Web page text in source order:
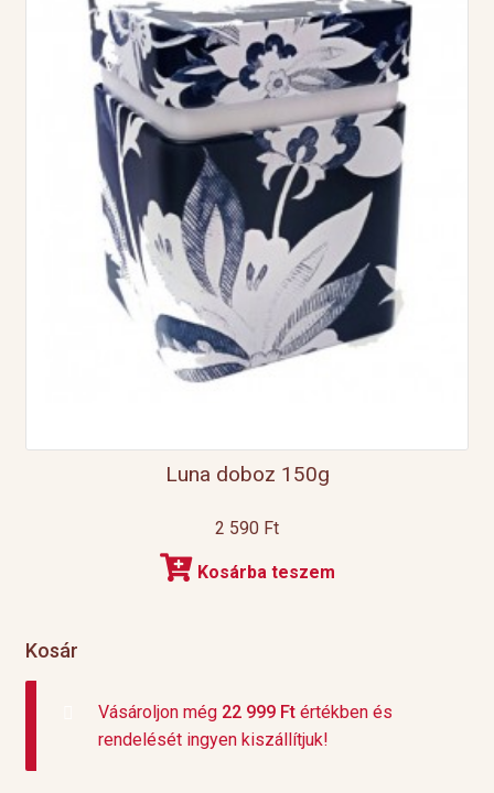
Luna doboz 150g
2 590 Ft
Kosárba teszem
Kosár
Vásároljon még 22 999 Ftértékben és
rendelését ingyen kiszállítjuk!